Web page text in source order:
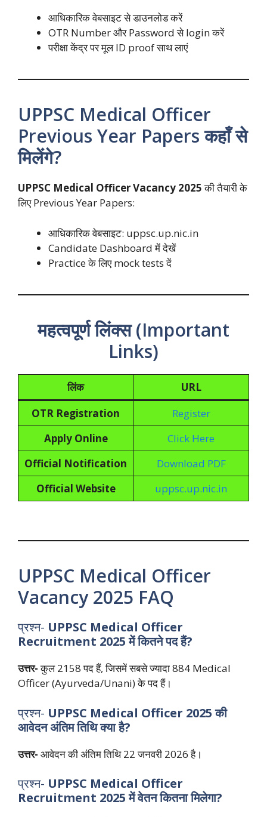
आधिकारिक वेबसाइट से डाउनलोड करें
OTR Number और Password से login करें
परीक्षा केंद्र पर मूल ID proof साथ लाएं
UPPSC Medical Officer
Previous Year Papers कहाँ से
मिलेंगे?
UPPSC Medical Officer Vacancy 2025की तैयारी के
लिए Previous Year Papers:
आधिकारिक वेबसाइट: uppsc.up.nic.in
Candidate Dashboard में देखें
Practice के लिए mock tests दें
महत्वपूर्ण लिंक्स (Important
Links)
लिंक
URL
OTR Registration
Register
Apply Online
Click Here
Official Notification
Download PDF
Official Website
uppsc.up.nic.in
UPPSC Medical Officer
Vacancy 2025 FAQ
प्रश्न- UPPSC Medical Officer
Recruitment 2025 में कितने पद हैं?
उत्तर-कुल 2158 पद हैं, जिसमें सबसे ज्यादा 884 Medical
Officer (Ayurveda/Unani) के पद हैं।
प्रश्न- UPPSC Medical Officer 2025 की
आवेदन अंतिम तिथि क्या है?
उत्तर- आवेदन की अंतिम तिथि 22 जनवरी 2026 है।
प्रश्न- UPPSC Medical Officer
Recruitment 2025 में वेतन कितना मिलेगा?